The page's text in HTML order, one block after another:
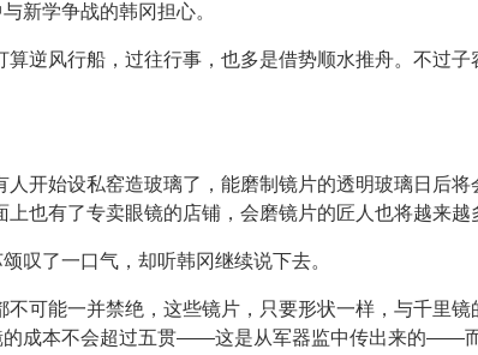
新学争战的韩冈担心。
算逆风行船，过往行事，也多是借势顺水推舟。不过
人开始设私窑造玻璃了，能磨制镜片的透明玻璃日后
上也有了专卖眼镜的店铺，会磨镜片的匠人也将越来
叹了一口气，却听韩冈继续说下去。
不可能一并禁绝，这些镜片，只要形状一样，与千里
的成本不会超过五贯——这是从军器监中传出来的——